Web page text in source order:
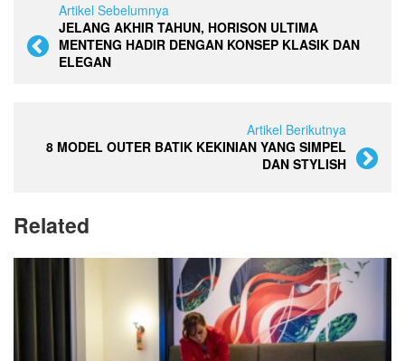
Artikel Sebelumnya
JELANG AKHIR TAHUN, HORISON ULTIMA
MENTENG HADIR DENGAN KONSEP KLASIK DAN
ELEGAN
Artikel Berikutnya
8 MODEL OUTER BATIK KEKINIAN YANG SIMPEL
DAN STYLISH
Related